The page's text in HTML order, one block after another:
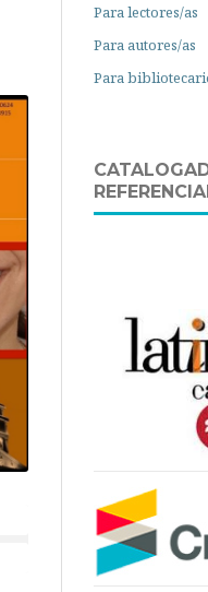
Para lectores/as
Para autores/as
Para